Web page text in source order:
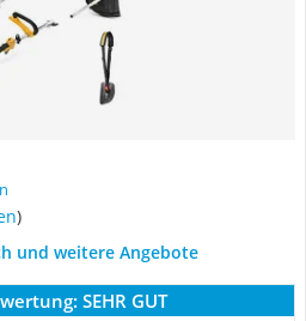
)
und weitere Angebote
SEHR GUT